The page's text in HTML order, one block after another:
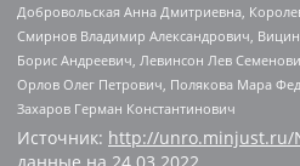
Добровольская Анна Дмитриевна,
Смирнов Владимир Александрович,
Борис Андреевич, Левинсон Лев
Орлов Олег Петрович, Полякова Мара
Захаров Герман Константинович
Источник: http://unro.minjust.ru/